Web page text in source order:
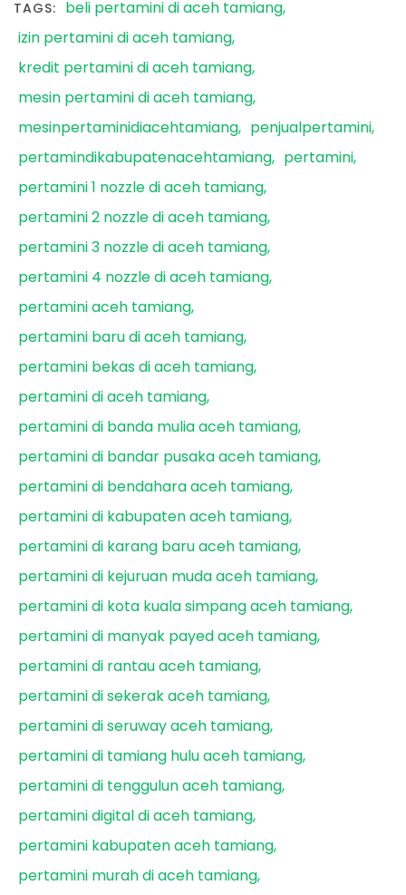
TAGS: beli pertamini di aceh tamiang
izin pertamini di aceh tamiang
kredit pertamini di aceh tamiang
mesin pertamini di aceh tamiang
mesinpertaminidiacehtamiang
penjualpertamini
pertamindikabupatenacehtamiang
pertamini
pertamini 1 nozzle di aceh tamiang
pertamini 2 nozzle di aceh tamiang
pertamini 3 nozzle di aceh tamiang
pertamini 4 nozzle di aceh tamiang
pertamini aceh tamiang
pertamini baru di aceh tamiang
pertamini bekas di aceh tamiang
pertamini di aceh tamiang
pertamini di banda mulia aceh tamiang
pertamini di bandar pusaka aceh tamiang
pertamini di bendahara aceh tamiang
pertamini di kabupaten aceh tamiang
pertamini di karang baru aceh tamiang
pertamini di kejuruan muda aceh tamiang
pertamini di kota kuala simpang aceh tamiang
pertamini di manyak payed aceh tamiang
pertamini di rantau aceh tamiang
pertamini di sekerak aceh tamiang
pertamini di seruway aceh tamiang
pertamini di tamiang hulu aceh tamiang
pertamini di tenggulun aceh tamiang
pertamini digital di aceh tamiang
pertamini kabupaten aceh tamiang
pertamini murah di aceh tamiang